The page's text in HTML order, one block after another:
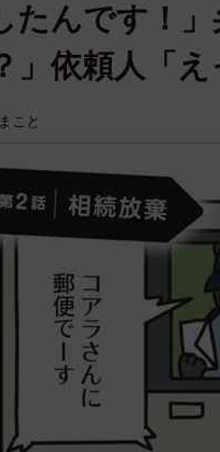
たんです！
」依頼人「
こと